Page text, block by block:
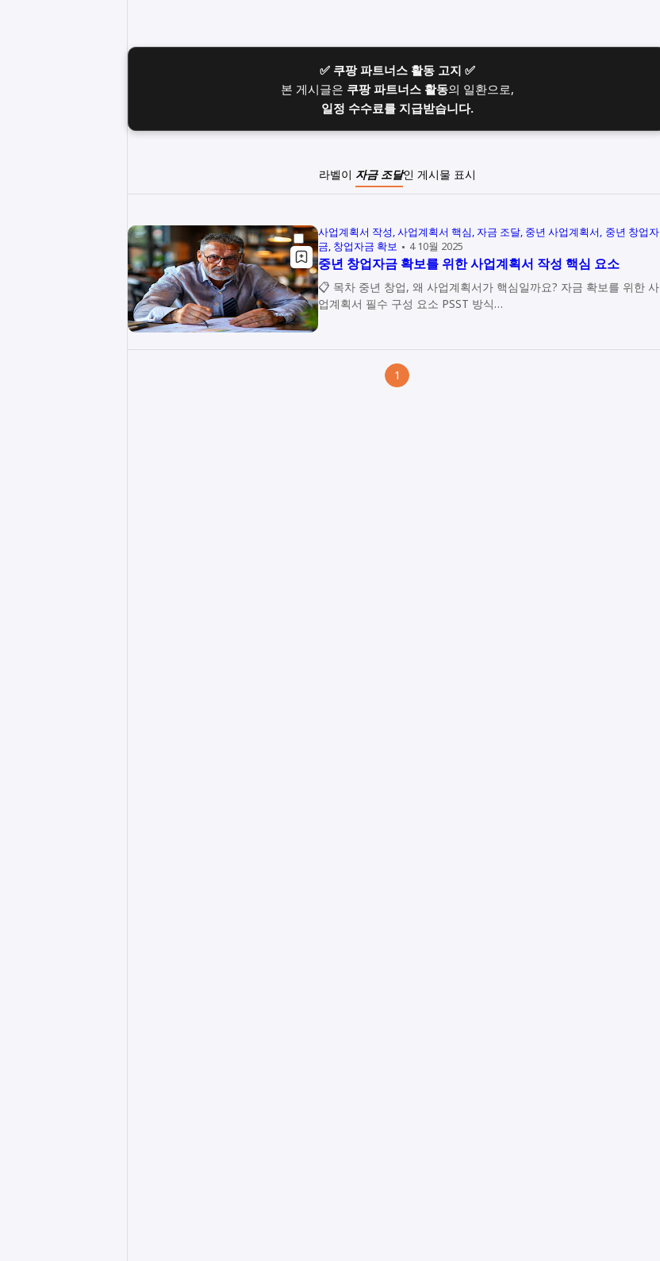
✅ 쿠팡 파트너스 활동 고지 ✅
본 게시글은 쿠팡 파트너스 활동의 일환으로,
일정 수수료를 지급받습니다.
라벨이 자금 조달인 게시물 표시
사업계획서 작성 사업계획서 핵심 자금 조달 중년 사업계획서 중년 창업자
금 창업자금 확보 4 10월 2025
중년 창업자금 확보를 위한 사업계획서 작성 핵심 요소
📋 목차 중년 창업, 왜 사업계획서가 핵심일까요? 자금 확보를 위한 사
업계획서 필수 구성 요소 PSST 방식…
1